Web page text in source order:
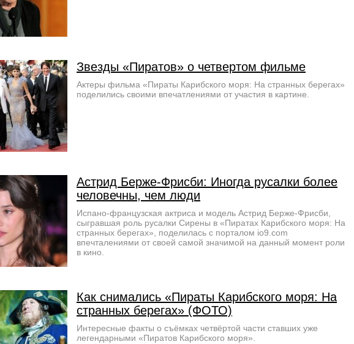
Звезды «Пиратов» о четвертом фильме
Актеры фильма «Пираты Карибского моря: На странных берегах»
поделились своими впечатлениями от участия в картине.
Астрид Берже-Фрисби: Иногда русалки более
человечны, чем люди
Испано-французская актриса и модель Астрид Берже-Фрисби,
сыгравшая роль русалки Сирены в «Пиратах Карибского моря: На
странных берегах», поделилась с порталом io9.com
впечталениями от своей самой значимой на данный момент роли
в кино.
Как снимались «Пираты Карибского моря: На
странных берегах» (ФОТО)
Интересные факты о съёмках четвёртой части ставших уже
легендарными «Пиратов Карибского моря».